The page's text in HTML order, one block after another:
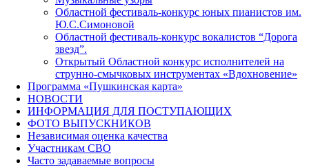
Областной фестиваль-конкурс юных пианистов им.
Ю.С.Симоновой
Областной фестиваль-конкурс вокалистов “Дорога
звезд”.
Открытый Областной конкурс исполнителей на
струнно-смычковых инструментах «Вдохновение»
Программа «Пушкинская карта»
НОВОСТИ
ИНФОРМАЦИЯ ДЛЯ ПОСТУПАЮЩИХ
ФОТО ВЫПУСКНИКОВ
Независимая оценка качества
Участникам СВО
Часто задаваемые вопросы